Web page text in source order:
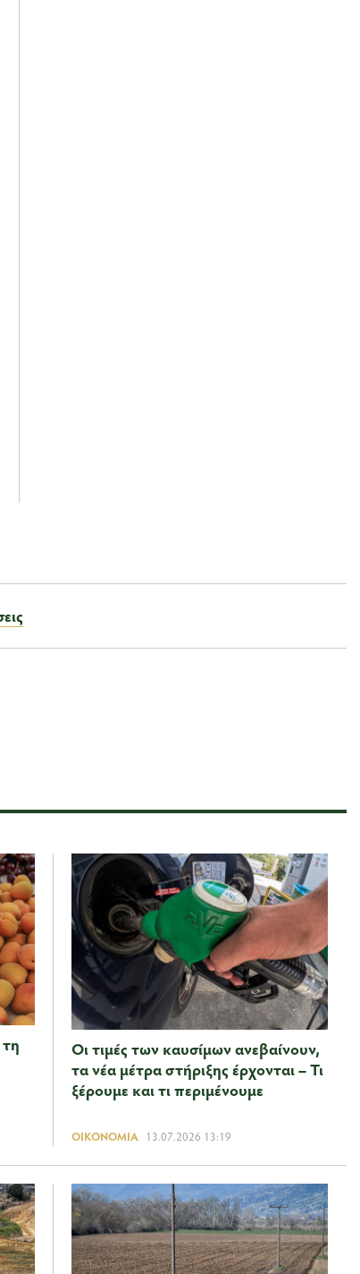
Οι τιμές των καυσίμων ανεβαίνουν,
τα νέα μέτρα στήριξης έρχονται – Τι
ξέρουμε και τι περιμένουμε
ΟΙΚΟΝΟΜΊΑ 13.07.2026 13:19